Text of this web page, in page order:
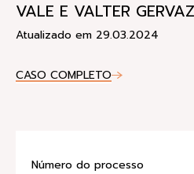
VALE E VALTER
Atualizado em 29.03.2024
CASO COMPLETO
Número do processo